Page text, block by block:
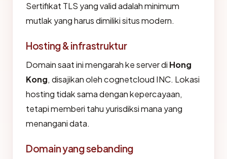
Sertifikat TLS yang valid adalah minimum
mutlak yang harus dimiliki situs modern.
Hosting & infrastruktur
Domain saat ini mengarah ke server di Hong
Kong, disajikan oleh cognetcloud INC. Lokasi
hosting tidak sama dengan kepercayaan,
tetapi memberi tahu yurisdiksi mana yang
menangani data.
Domain yang sebanding